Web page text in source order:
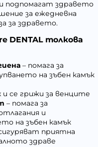
подпомагат здравето
за ежедневна
за здравето.
DENTAL толкова
– помага за
на зъбен камък
и се грижи за венците
– помага за
и
на зъбен камък
приятна
здраве